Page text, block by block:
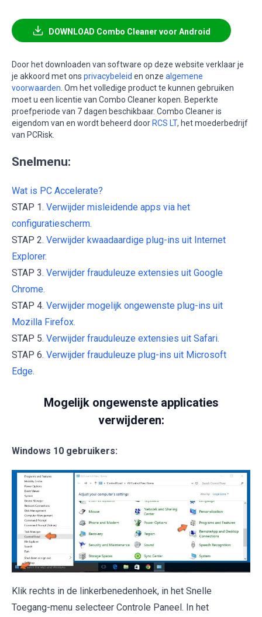
DOWNLOAD Combo Cleaner voor Android
Door het downloaden van software op deze website verklaar je
je akkoord met ons privacybeleid en onze algemene
voorwaarden . Om het volledige product te kunnen gebruiken
moet u een licentie van Combo Cleaner kopen. Beperkte
proefperiode van 7 dagen beschikbaar. Combo Cleaner is
eigendom van en wordt beheerd door RCS LT, het moederbedrijf
van PCRisk.
Snelmenu:
Wat is PC Accelerate?
STAP 1. Verwijder misleidende apps via het
configuratiescherm.
STAP 2. Verwijder kwaadaardige plug-ins uit Internet
Explorer.
STAP 3. Verwijder frauduleuze extensies uit Google
Chrome.
STAP 4. Verwijder mogelijk ongewenste plug-ins uit
Mozilla Firefox.
STAP 5. Verwijder frauduleuze extensies uit Safari.
STAP 6. Verwijder frauduleuze plug-ins uit Microsoft
Edge.
Mogelijk ongewenste applicaties
verwijderen:
Windows 10 gebruikers:
Klik rechts in de linkerbenedenhoek, in het Snelle
Toegang-menu selecteer Controle Paneel. In het